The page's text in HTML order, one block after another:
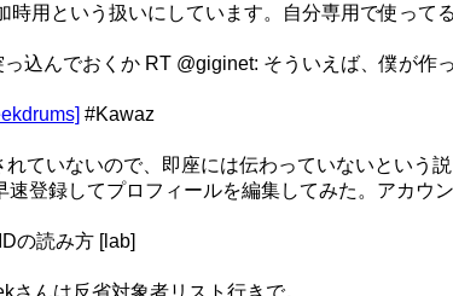
用という扱いにしています。自分専用で使って
込んでおくか RT @giginet: そういえば、僕が作
#Kawaz
ていないので、即座には伝わっていないという
登録してプロフィールを編集してみた。アカウ
の読み方 [lab]
んは反省対象者リスト行きで。